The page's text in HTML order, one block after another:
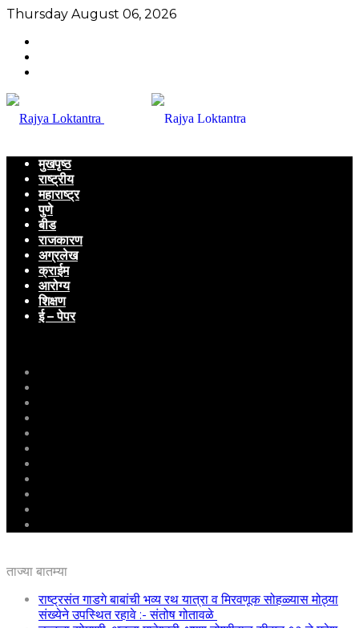
Thursday August 06, 2026
मुखपृष्ठ
राष्ट्रीय
महाराष्ट्र
पुणे
बीड
राजकारण
अग्रलेख
क्राईम
आरोग्य
शिक्षण
ई – पेपर
ताज्या बातम्या
राष्ट्रसंत गाडगे बाबांची भव्य रथ यात्रा व मिरवणूक सोहळ्यास मोठ्या
संख्येने उपस्थित रहावे :- संतोष गोतावळे